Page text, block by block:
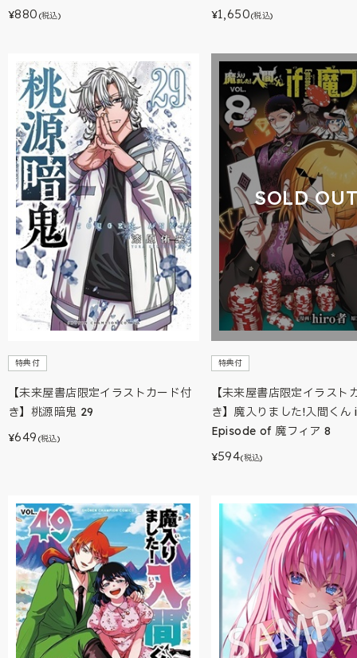
¥880 (税込) ¥1,650(税込)
特典付
【未来屋書店限定イラストカード付
き】桃源暗鬼 29
¥649 (税込)
SOLD
特典付
【未来屋書店限定イラスト
き】魔入りました!入間くん
Episode of 魔フィア 8
¥594(税込)